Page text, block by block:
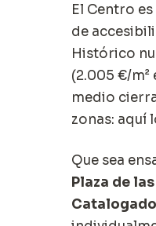
El Centro
de
Histórico
(2.005 €/
medio
zonas: aquí
Que sea
Plaza de